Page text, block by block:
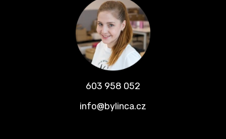
603 958 052
info@bylinca.cz